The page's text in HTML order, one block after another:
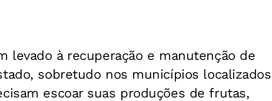
levado à recuperação e manutenção de
sobretudo nos municípios localizados
escoar suas produções de frutas,